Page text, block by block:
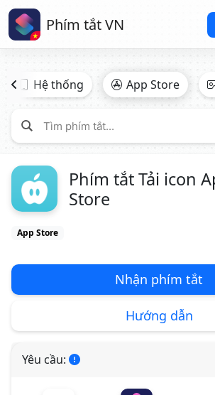
Phím tắt VN
Hệ thống App Store
Phím tắt Tải icon
Store
App Store
Nhận phím tắt
Hướng dẫn
Yêu cầu: